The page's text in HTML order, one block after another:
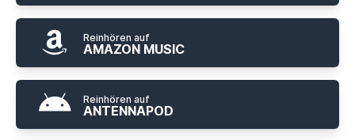
Reinhören auf
AMAZON MUSIC
Reinhören auf
ANTENNAPOD